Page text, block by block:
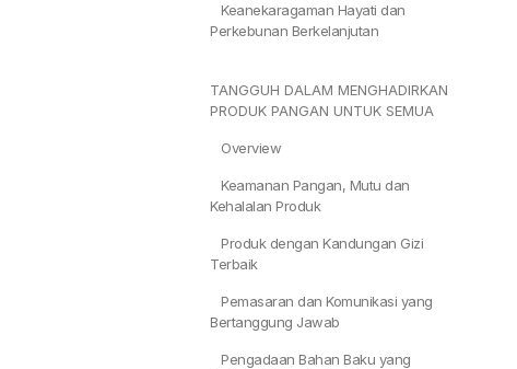
Keanekaragaman Hayati dan
Perkebunan Berkelanjutan
TANGGUH DALAM MENGHADIRKAN
PRODUK PANGAN UNTUK SEMUA
Overview
Keamanan Pangan, Mutu dan
Kehalalan Produk
Produk dengan Kandungan Gizi
Terbaik
Pemasaran dan Komunikasi yang
Bertanggung Jawab
Pengadaan Bahan Baku yang